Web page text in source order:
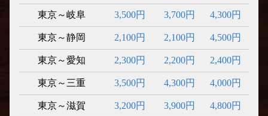
東京～岐阜 3,500円 3,700円 4,300円
東京～静岡 2,100円 2,100円 4,500円
東京～愛知 2,300円 2,200円 2,400円
東京～三重 3,500円 4,300円 4,000円
東京～滋賀 3,200円 3,900円 4,800円